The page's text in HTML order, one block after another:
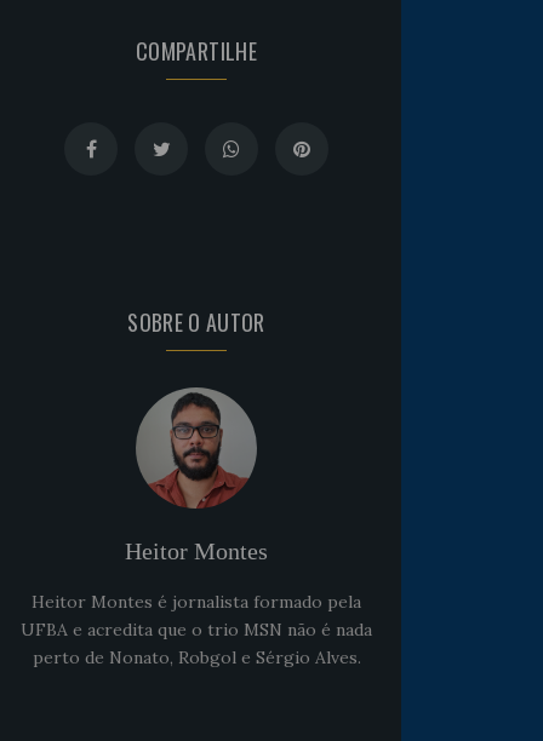
COMPARTILHE
SOBRE O AUTOR
Heitor Montes
Heitor Montes é jornalista formado pela
UFBA e acredita que o trio MSN não é nada
perto de Nonato, Robgol e Sérgio Alves.